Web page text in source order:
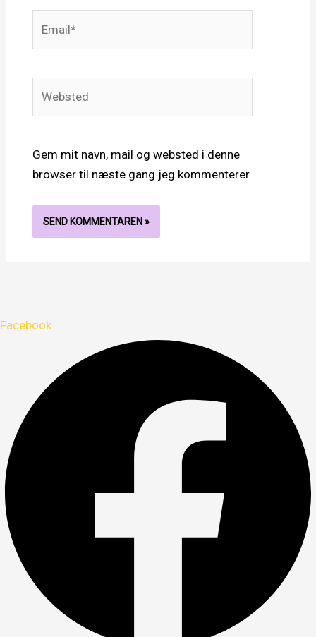
Gem mit navn, mail og websted i denne
browser til næste gang jeg kommenterer.
Facebook